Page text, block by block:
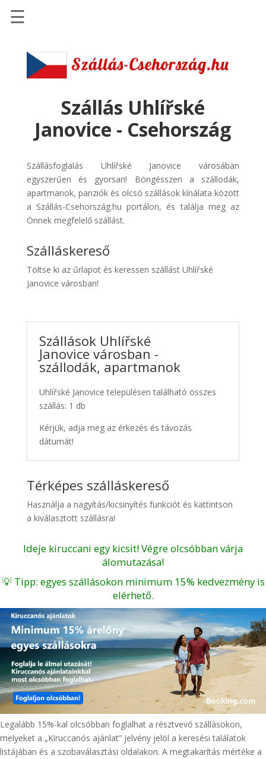
Szállások
Szállásinfo.eu
Repülőjegy
pénzvisszatérítéssel
Discover
Cars
Transzfer
Kiwi
Taxi
☰
Szállás Uhlířské
Janovice - Csehország
Szállásfoglalás Uhlířské Janovice városában
egyszerűen és gyorsan! Böngésszen a szállodák,
apartmanok, panziók és olcsó szállások kínálata között
a Szállás-Csehország.hu portálon, és találja meg az
Önnek megfelelő szállást.
Szálláskereső
Töltse ki az űrlapot és keressen szállást Uhlířské
Janovice városban!
Szállások Uhlířské
Janovice városban -
szállodák, apartmanok
Uhlířské Janovice településen található összes
szállás: 1 db
Kérjük, adja meg az érkezés és távozás
dátumát!
Térképes szálláskereső
Használja a nagyítás/kicsinyítés funkciót és kattintson
a kiválasztott szállásra!
Ideje kiruccani egy kicsit! Végre olcsóbban várja
álomutazása!
💡 Tipp: egyes szállásokon minimum 15% kedvezmény is
elérhető.
Legalább 15%-kal olcsóbban foglalhat a résztvevő szállásokon,
melyeket a „Kiruccanós ajánlat” jelvény jelöl a keresési találatok
listájában és a szobaválasztási oldalakon. A megtakarítás mértéke a